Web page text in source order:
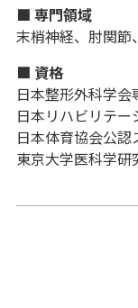
■ 専門領域
末梢神経、肘関節
■ 資格
日本整形外科学会
日本リハビリテ
日本体育協会公認
東京大学医科学